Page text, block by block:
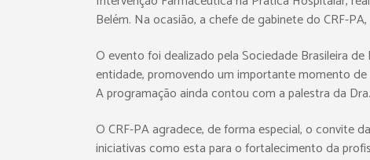
Belém. Na ocasião, a chefe de gabinete do CRF-
O evento foi dealizado pela Sociedade Brasileira
entidade, promovendo um importante momento
A programação ainda contou com a palestra da
O CRF-PA agradece, de forma especial, o convite
iniciativas como esta para o fortalecimento da